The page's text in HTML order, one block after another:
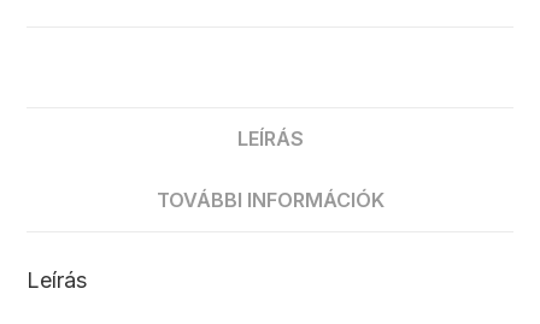
LEÍRÁS
TOVÁBBI INFORMÁCIÓK
Leírás